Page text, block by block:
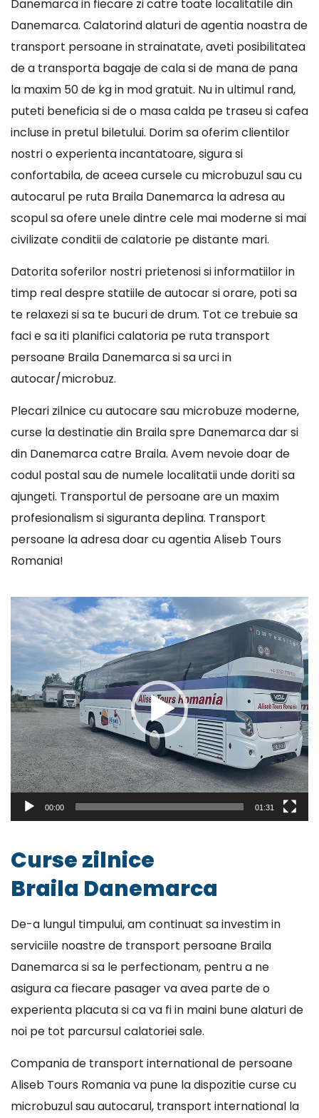
Danemarca in fiecare zi catre toate localitatile din
Danemarca. Calatorind alaturi de agentia noastra de
transport persoane in strainatate, aveti posibilitatea
de a transporta bagaje de cala si de mana de pana
la maxim 50 de kg in mod gratuit. Nu in ultimul rand,
puteti beneficia si de o masa calda pe traseu si cafea
incluse in pretul biletului. Dorim sa oferim clientilor
nostri o experienta incantatoare, sigura si
confortabila, de aceea cursele cu microbuzul sau cu
autocarul pe ruta Braila Danemarca la adresa au
scopul sa ofere unele dintre cele mai moderne si mai
civilizate conditii de calatorie pe distante mari.
Datorita soferilor nostri prietenosi si informatiilor in
timp real despre statiile de autocar si orare, poti sa
te relaxezi si sa te bucuri de drum. Tot ce trebuie sa
faci e sa iti planifici calatoria pe ruta transport
persoane Braila Danemarca si sa urci in
autocar/microbuz.
Plecari zilnice cu autocare sau microbuze moderne,
curse la destinatie din Braila spre Danemarca dar si
din Danemarca catre Braila. Avem nevoie doar de
codul postal sau de numele localitatii unde doriti sa
ajungeti. Transportul de persoane are un maxim
profesionalism si siguranta deplina. Transport
persoane la adresa doar cu agentia Aliseb Tours
Romania!
Player
video
00:00 01:31
Curse zilnice
Braila Danemarca
De-a lungul timpului, am continuat sa investim in
serviciile noastre de transport persoane Braila
Danemarca si sa le perfectionam, pentru a ne
asigura ca fiecare pasager va avea parte de o
experienta placuta si ca va fi in maini bune alaturi de
noi pe tot parcursul calatoriei sale.
Compania de transport international de persoane
Aliseb Tours Romania va pune la dispozitie curse cu
microbuzul sau autocarul, transport international la